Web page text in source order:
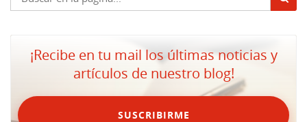
¡Recibe en tu mail los últimas noticias y
artículos de nuestro blog!
SUSCRIBIRME